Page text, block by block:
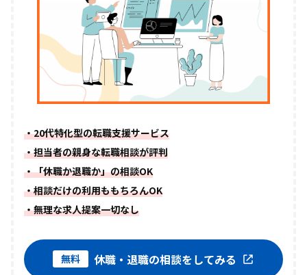
・20代特化型の転職支援サービス
・担当者の親身な転職相談が評判
・「休職か退職か」の相談OK
・相談だけの利用ももちろんOK
・無理な求人提案一切なし
無料 休職・退職の相談をしてみる